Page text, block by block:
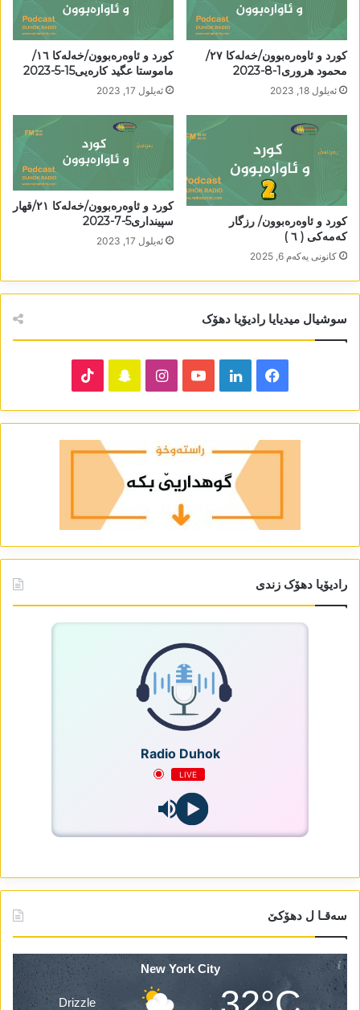
کورد و ئاوەرەبوون/خەلەکا ٢٧/
محمود ھروری1-8-2023
ئه‌یلول 18, 2023
کورد و ئاوەرەبوون/خەلەکا ١٦/
ماموستا عگید کارەیی15-5-2023
ئه‌یلول 17, 2023
کورد و ئاوەرەبوون/ رزگار
کەمەکی ( ٦ )
كانونی یه‌كه‌م 6, 2025
کورد و ئاوەرەبوون/خەلەکا ٢١/قھار
سپینداری5-7-2023
ئه‌یلول 17, 2023
سوشیال میدیایا رادیۆیا دھۆک
Facebook
LinkedIn
YouTube
Instagram
Snapchat
رادیۆیا دھۆک زندی
Radio Duhok
LIVE
سەقـا ل دھۆکێ
New York City
Drizzle